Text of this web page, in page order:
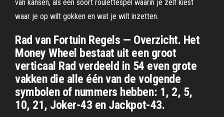
van kansen, als een soort roulettespel waarin je zelf kiest
waar je op wilt gokken en wat je wilt inzetten.
Rad van Fortuin Regels — Overzicht. Het
Money Wheel bestaat uit een groot
verticaal Rad verdeeld in 54 even grote
vakken die alle één van de volgende
symbolen of nummers hebben: 1, 2, 5,
10, 21, Joker-43 en Jackpot-43.